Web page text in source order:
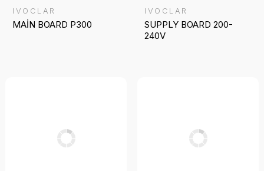
IVOCLAR
MAİN BOARD P300
IVOCLAR
SUPPLY BOARD 200-
240V